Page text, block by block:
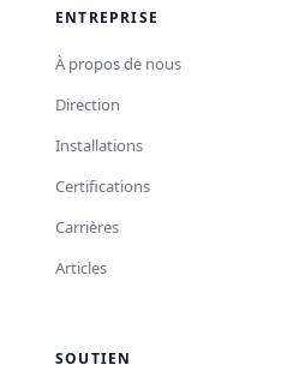
ENTREPRISE
À propos de nous
Direction
Installations
Certifications
Carrières
Articles
SOUTIEN